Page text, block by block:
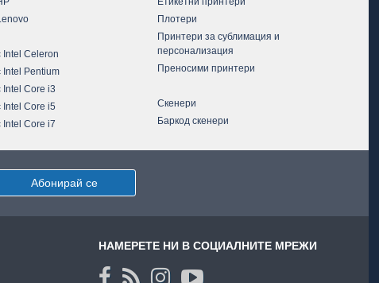
Intel Celeron
Intel Pentium
Intel Core i3
Intel Core i5
Intel Core i7
Плотери
Принтери за сублимация и
персонализация
Преносими принтери
Скенери
Баркод скенери
Абонирай се
НАМЕРЕТЕ НИ В СОЦИАЛНИТЕ МРЕЖИ